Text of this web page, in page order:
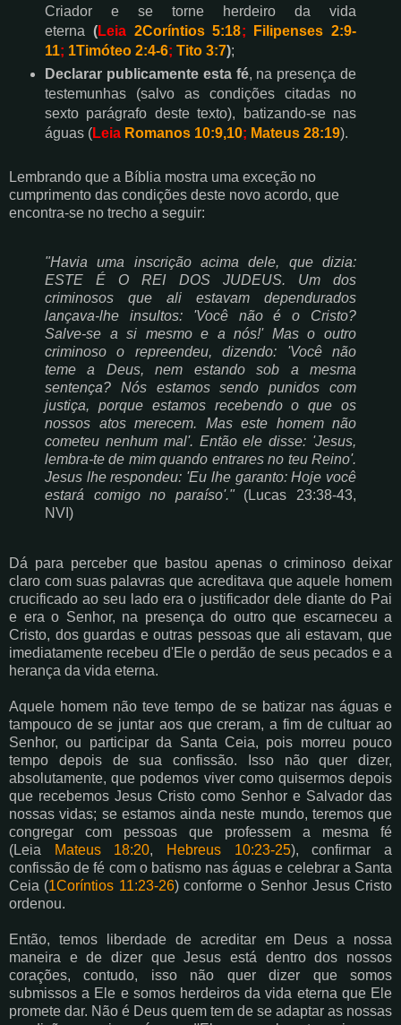
Criador e se torne herdeiro da vida
eterna (Leia 2Coríntios 5:18;
Filipenses 2:9-
11; 1Timóteo 2:4-6; Tito 3:7);
Declarar publicamente esta fé, na presença de
testemunhas (salvo as condições citadas no
sexto parágrafo deste texto), batizando-se nas
águas (Leia Romanos 10:9,10; Mateus 28:19).
Lembrando que a Bíblia mostra uma exceção no
cumprimento das condições deste novo acordo, que
encontra-se no trecho a seguir:
"Havia uma inscrição acima dele, que dizia:
ESTE É O REI DOS JUDEUS. Um dos
criminosos que ali estavam dependurados
lançava-lhe insultos: 'Você não é o Cristo?
Salve-se a si mesmo e a nós!' Mas o outro
criminoso o repreendeu, dizendo: 'Você não
teme a Deus, nem estando sob a mesma
sentença? Nós estamos sendo punidos com
justiça, porque estamos recebendo o que os
nossos atos merecem. Mas este homem não
cometeu nenhum mal'. Então ele disse: 'Jesus,
lembra-te de mim quando entrares no teu Reino'.
Jesus lhe respondeu: 'Eu lhe garanto: Hoje você
estará comigo no paraíso'."(Lucas 23:38-43,
NVI)
Dá para perceber que bastou apenas o criminoso deixar
claro com suas palavras que acreditava que aquele homem
crucificado ao seu lado era o justificador dele diante do Pai
e era o Senhor, na presença do outro que escarneceu a
Cristo, dos guardas e outras pessoas que ali estavam, que
imediatamente recebeu d'Ele o perdão de seus pecados e a
herança da vida eterna.
Aquele homem não teve tempo de se batizar nas águas e
tampouco de se juntar aos que creram, a fim de cultuar ao
Senhor, ou participar da Santa Ceia, pois morreu pouco
tempo depois de sua confissão. Isso não quer dizer,
absolutamente, que podemos viver como quisermos depois
que recebemos Jesus Cristo como Senhor e Salvador das
nossas vidas; se estamos ainda neste mundo, teremos que
congregar com pessoas que professem a mesma fé
(Leia
Mateus 18:20, Hebreus 10:23-25), confirmar a
confissão de fé com o batismo nas águas e celebrar a Santa
Ceia (1Coríntios 11:23-26) conforme o Senhor Jesus Cristo
ordenou.
Então, temos liberdade de acreditar em Deus a nossa
maneira e de dizer que Jesus está dentro dos nossos
corações, contudo, isso não quer dizer que somos
submissos a Ele e somos herdeiros da vida eterna que Ele
promete dar. Não é Deus quem tem de se adaptar as nossas